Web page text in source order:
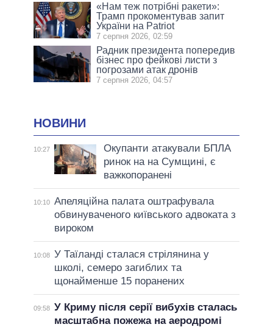
«Нам теж потрібні ракети»:
Трамп прокоментував запит
України на Patriot
7 серпня 2026, 02:59
Радник президента попередив
бізнес про фейкові листи з
погрозами атак дронів
7 серпня 2026, 04:57
НОВИНИ
10:27
Окупанти атакували БПЛА
ринок на на Сумщині, є
важкопоранені
10:10 Апеляційна палата оштрафувала
обвинуваченого київського адвоката з
вироком
10:08 У Таїланді сталася стрілянина у
школі, семеро загиблих та
щонайменше 15 поранених
09:58 У Криму після серії вибухів сталась
масштабна пожежа на аеродромі